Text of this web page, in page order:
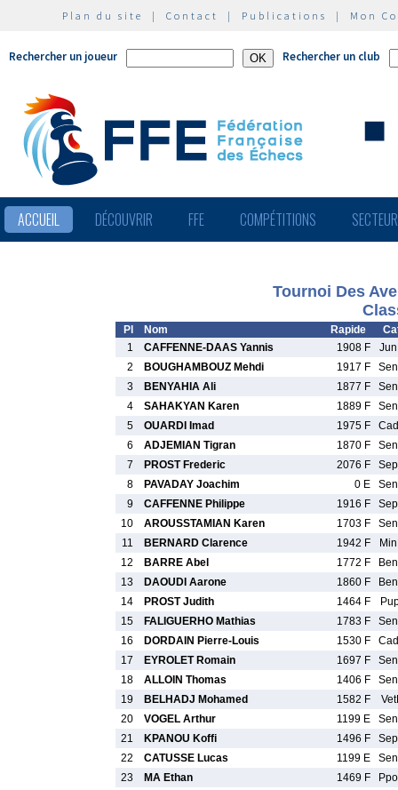
Plan du site | Contact | Publications | Mon
Rechercher un joueur Rechercher un club
ACCUEIL DÉCOUVRIR FFE COMPÉTITIONS
Tournoi Des
Pl Nom Rapide
1
CAFFENNE-DAAS Yannis 1908 F
2
BOUGHAMBOUZ Mehdi 1917 F
3
BENYAHIA Ali 1877 F
4
SAHAKYAN Karen 1889 F
5
OUARDI Imad 1975 F
6
ADJEMIAN Tigran 1870 F
7
PROST Frederic 2076 F
8
PAVADAY Joachim 0 E
9
CAFFENNE Philippe 1916 F
10
AROUSSTAMIAN Karen 1703 F
11
BERNARD Clarence 1942 F
12
BARRE Abel 1772 F
13
DAOUDI Aarone 1860 F
14
PROST Judith 1464 F
15
FALIGUERHO Mathias 1783 F
16
DORDAIN Pierre-Louis 1530 F
17
EYROLET Romain 1697 F
18
ALLOIN Thomas 1406 F
19
BELHADJ Mohamed 1582 F
20
VOGEL Arthur 1199 E
21
KPANOU Koffi 1496 F
22
CATUSSE Lucas 1199 E
23
MA Ethan 1469 F